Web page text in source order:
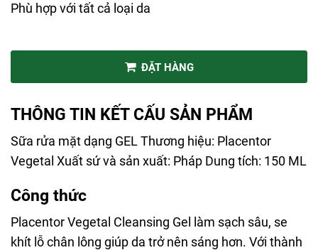
Phù hợp với tất cả loại da
ĐẶT HÀNG
THÔNG TIN KẾT CẤU SẢN PHẨM
Sữa rửa mặt dạng GEL Thương hiệu: Placentor
Vegetal Xuất sứ và sản xuất: Pháp Dung tích: 150 ML
Công thức
Placentor Vegetal Cleansing Gel làm sạch sâu, se
khít lỗ chân lông giúp da trở nên sáng hơn. Với thành